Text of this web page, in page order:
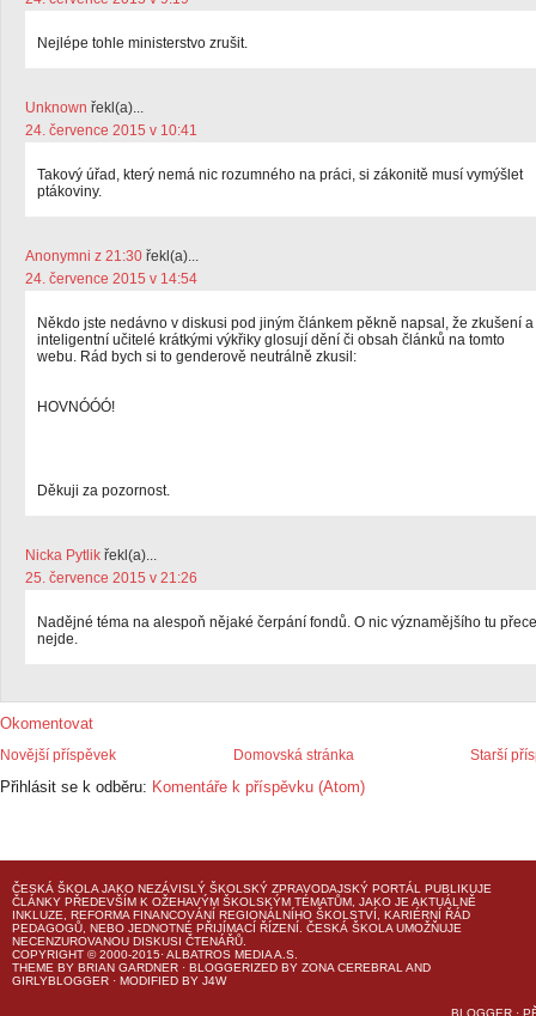
Nejlépe tohle ministerstvo zrušit.
Unknown řekl(a)...
24. července 2015 v 10:41
Takový úřad, který nemá nic rozumného na práci, si zákonitě musí vymýšlet
ptákoviny.
Anonymni z 21:30 řekl(a)...
24. července 2015 v 14:54
Někdo jste nedávno v diskusi pod jiným článkem pěkně napsal, že zkušení a
inteligentní učitelé krátkými výkřiky glosují dění či obsah článků na tomto
webu. Rád bych si to genderově neutrálně zkusil:
HOVNÓÓÓ!
Děkuji za pozornost.
Nicka Pytlik řekl(a)...
25. července 2015 v 21:26
Nadějné téma na alespoň nějaké čerpání fondů. O nic významějšího tu přece
nejde.
Okomentovat
Novější příspěvek Starší
Domovská stránka
Přihlásit se k odběru: Komentáře k příspěvku (Atom)
ČESKÁ ŠKOLA JAKO NEZÁVISLÝ ŠKOLSKÝ ZPRAVODAJSKÝ PORTÁL PUBLIKUJE
ČLÁNKY PŘEDEVŠÍM K OŽEHAVÝM ŠKOLSKÝM TÉMATŮM, JAKO JE AKTUÁLNĚ
INKLUZE, REFORMA FINANCOVÁNÍ REGIONÁLNÍHO ŠKOLSTVÍ, KARIÉRNÍ ŘÁD
PEDAGOGŮ, NEBO JEDNOTNÉ PŘIJÍMACÍ ŘÍZENÍ. ČESKÁ ŠKOLA UMOŽŇUJE
NECENZUROVANOU DISKUSI ČTENÁŘŮ.
COPYRIGHT © 2000-2015· ALBATROS MEDIA A.S.
THEME BY BRIAN GARDNER · BLOGGERIZED BY ZONA CEREBRAL AND
GIRLYBLOGGER · MODIFIED BY J4W
BLOGGER ·